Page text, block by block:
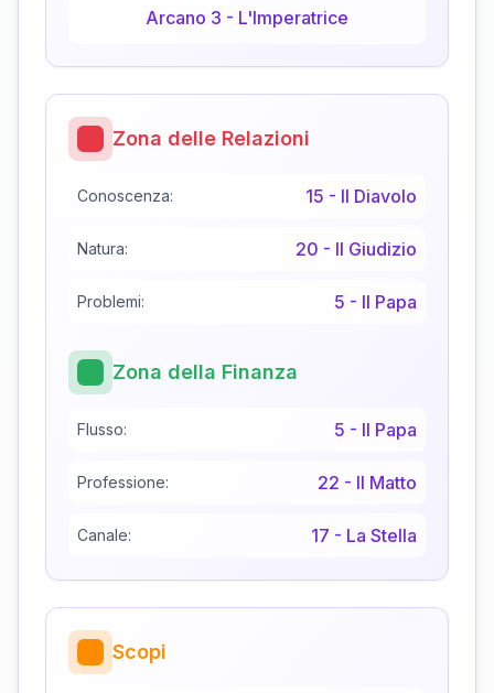
Arcano 3 - L'Imperatrice
Zona delle Relazioni
Conoscenza: 15 - Il Diavolo
Natura: 20 - Il Giudizio
Problemi: 5 - Il Papa
Zona della Finanza
Flusso: 5 - Il Papa
Professione: 22 - Il Matto
Canale: 17 - La Stella
Scopi